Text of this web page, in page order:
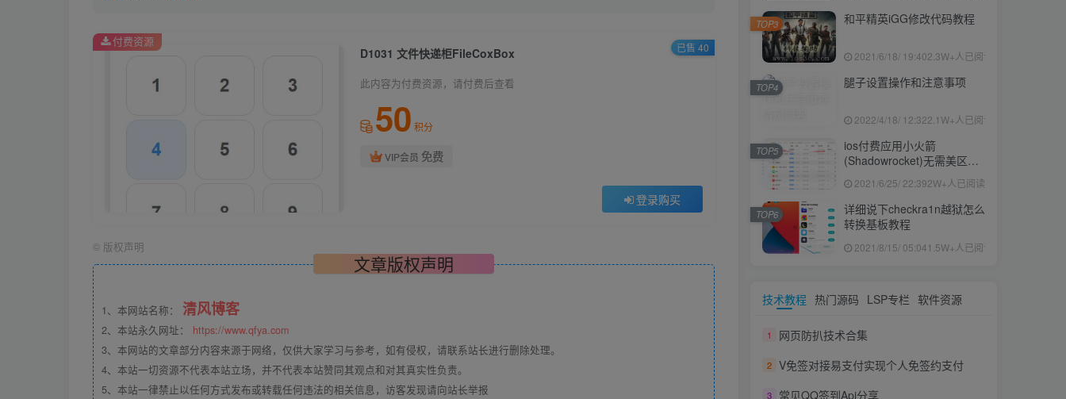
D1031 文件快递柜FileCoxBox
此内容为付费资源，请付费后查看
50 积分
VIP会员 免费
登录购买
付费资源 已售 40
© 版权声明
文章版权声明
1、本网站名称： 清风博客
2、本站永久网址： https://www.qfya.com
3、本网站的文章部分内容来源于网络，仅供大家学习与参考，如有侵权，请联系站长进行删除处理。
4、本站一切资源不代表本站立场，并不代表本站赞同其观点和对其真实性负责。
5、本站一律禁止以任何方式发布或转载任何违法的相关信息，访客发现请向站长举报
和平精英iGG修改代码教程
2021/6/18/ 19:402.3W+人已阅读
TOP3
腿子设置操作和注意事项
2022/4/18/ 12:322.1W+人已阅读
TOP4
ios付费应用小火箭
(Shadowrocket)无需美区苹
2021/6/25/ 22:392W+人已阅读
TOP5
详细说下checkra1n越狱怎么
转换基板教程
2021/8/15/ 05:04 1.5W+人已阅读
TOP6
技术教程 热门源码 LSP专栏 软件资源
1 网页防扒技术合集
2 V免签对接易支付实现个人免签约支付
3 常见QQ签到Api分享